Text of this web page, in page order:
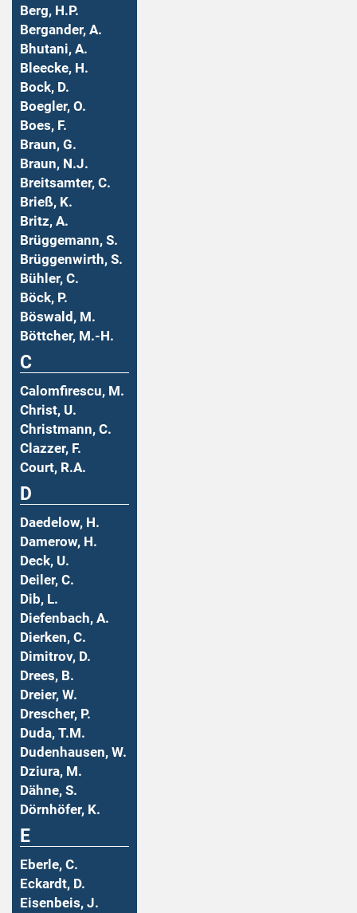
Berg, H.P.
Bergander, A.
Bhutani, A.
Bleecke, H.
Bock, D.
Boegler, O.
Boes, F.
Braun, G.
Braun, N.J.
Breitsamter, C.
Brieß, K.
Britz, A.
Brüggemann, S.
Brüggenwirth, S.
Bühler, C.
Böck, P.
Böswald, M.
Böttcher, M.-H.
C
Calomfirescu, M.
Christ, U.
Christmann, C.
Clazzer, F.
Court, R.A.
D
Daedelow, H.
Damerow, H.
Deck, U.
Deiler, C.
Dib, L.
Diefenbach, A.
Dierken, C.
Dimitrov, D.
Drees, B.
Dreier, W.
Drescher, P.
Duda, T.M.
Dudenhausen, W.
Dziura, M.
Dähne, S.
Dörnhöfer, K.
E
Eberle, C.
Eckardt, D.
Eisenbeis, J.